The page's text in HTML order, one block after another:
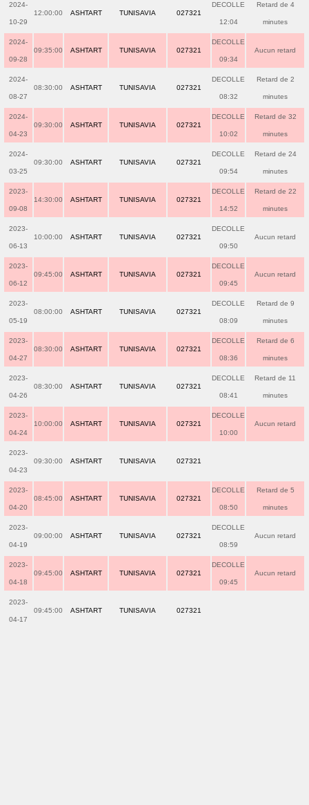
2024-
10-29
12:00:00 ASHTART TUNISAVIA 027321
DECOLLE
12:04
Retard de 4
minutes
2024-
09-28
09:35:00 ASHTART TUNISAVIA 027321
DECOLLE
09:34
Aucun retard
2024-
08-27
08:30:00 ASHTART TUNISAVIA 027321
DECOLLE
08:32
Retard de 2
minutes
2024-
04-23
09:30:00 ASHTART TUNISAVIA 027321
DECOLLE
10:02
Retard de 32
minutes
2024-
03-25
09:30:00 ASHTART TUNISAVIA 027321
DECOLLE
09:54
Retard de 24
minutes
2023-
09-08
14:30:00 ASHTART TUNISAVIA 027321
DECOLLE
14:52
Retard de 22
minutes
2023-
06-13
10:00:00 ASHTART TUNISAVIA 027321
DECOLLE
09:50
Aucun retard
2023-
06-12
09:45:00 ASHTART TUNISAVIA 027321
DECOLLE
09:45
Aucun retard
2023-
05-19
08:00:00 ASHTART TUNISAVIA 027321
DECOLLE
08:09
Retard de 9
minutes
2023-
04-27
08:30:00 ASHTART TUNISAVIA 027321
DECOLLE
08:36
Retard de 6
minutes
2023-
04-26
08:30:00 ASHTART TUNISAVIA 027321
DECOLLE
08:41
Retard de 11
minutes
2023-
04-24
10:00:00 ASHTART TUNISAVIA 027321
DECOLLE
10:00
Aucun retard
2023-
04-23
09:30:00 ASHTART TUNISAVIA 027321
2023-
04-20
08:45:00 ASHTART TUNISAVIA 027321
DECOLLE
08:50
Retard de 5
minutes
2023-
04-19
09:00:00 ASHTART TUNISAVIA 027321
DECOLLE
08:59
Aucun retard
2023-
04-18
09:45:00 ASHTART TUNISAVIA 027321
DECOLLE
09:45
Aucun retard
2023-
04-17
09:45:00 ASHTART TUNISAVIA 027321